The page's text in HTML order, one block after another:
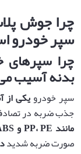
چرا جوش
سپر خودرو
چرا سپرهای
بدنه آسیب
سپر خودرویکی از
جذب ضربه در
مانند
،PE وABS
صورت ضربه شدید